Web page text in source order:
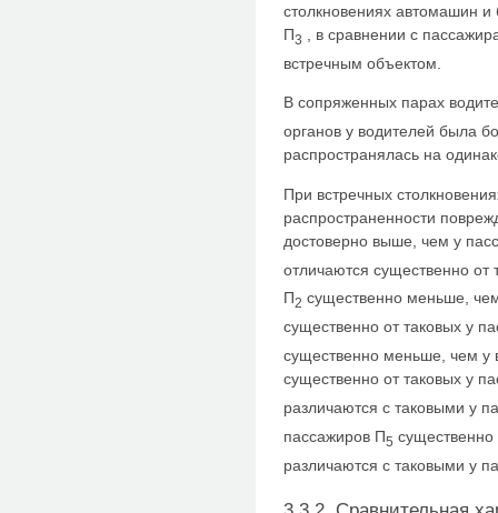
столкновениях автомашин
П3
, в сравнении с
встречным объектом.
В сопряженных парах
органов у водителей была
распространялась на
При встречных
распространенности
достоверно выше, чем у
отличаются существенно от
П2 существенно меньше,
существенно от таковых у
существенно меньше, чем у
существенно от таковых у
различаются с таковыми у
пассажиров П5
различаются с таковыми у